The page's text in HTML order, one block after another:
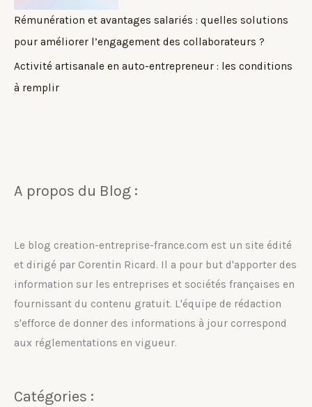
Rémunération et avantages salariés : quelles solutions
pour améliorer l’engagement des collaborateurs ?
Activité artisanale en auto-entrepreneur : les conditions
à remplir
A propos du Blog :
Le blog creation-entreprise-france.com est un site édité
et dirigé par Corentin Ricard. Il a pour but d'apporter des
information sur les entreprises et sociétés françaises en
fournissant du contenu gratuit. L'équipe de rédaction
s'efforce de donner des informations à jour correspond
aux réglementations en vigueur.
Catégories :